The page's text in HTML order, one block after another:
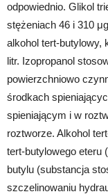
odpowiednio. Glikol
stężeniach 46 i 310
alkohol tert-butylowy,
litr. Izopropanol
powierzchniowo
środkach
spieniającym i w
roztworze. Alkohol
tert-butylowego eteru
butylu (substancja
szczelinowaniu